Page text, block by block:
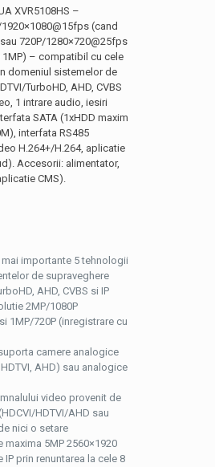
XVR5108HS –
(cand
720P/1280×720@25fps
– compatibil cu cele
domeniul sistemelor de
TurboHD, AHD, CVBS
1 intrare audio, iesiri
SATA (1xHDD maxim
interfata RS485
H.264+/H.264, aplicatie
Accesorii: alimentator,
CMS).
importante 5 tehnologii
de supraveghere
AHD, CVBS si IP
2MP/1080P
1MP/720P (inregistrare cu
camere analogice
AHD) sau analogice
video provenit de
HDTVI/AHD sau
nici o setare
maxima 5MP 2560×1920
IP prin renuntarea la cele 8